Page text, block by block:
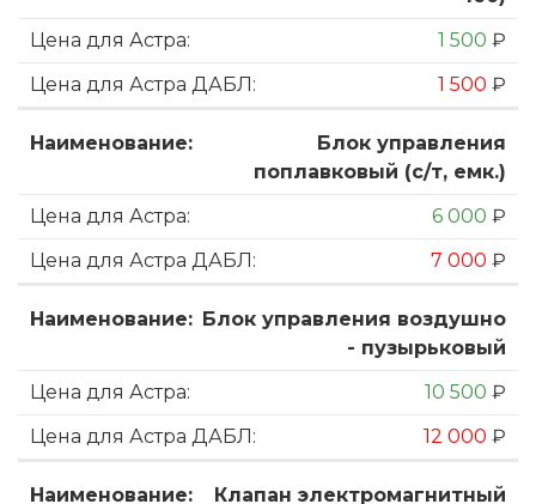
1 500 ₽
1 500 ₽
Блок управления
поплавковый (с/т, емк.)
6 000 ₽
7 000 ₽
Блок управления воздушно
- пузырьковый
10 500 ₽
12 000 ₽
Клапан электромагнитный